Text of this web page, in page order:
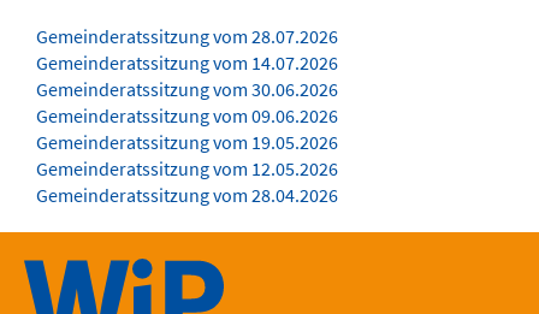
Gemeinderatssitzung vom 28.07.2026
Gemeinderatssitzung vom 14.07.2026
Gemeinderatssitzung vom 30.06.2026
Gemeinderatssitzung vom 09.06.2026
Gemeinderatssitzung vom 19.05.2026
Gemeinderatssitzung vom 12.05.2026
Gemeinderatssitzung vom 28.04.2026